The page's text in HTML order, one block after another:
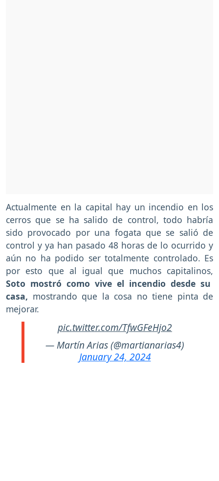
Actualmente en la capital hay un incendio en los
cerros que se ha salido de control, todo habría
sido provocado por una fogata que se salió de
control y ya han pasado 48 horas de lo ocurrido y
aún no ha podido ser totalmente controlado. Es
por esto que al igual que muchos capitalinos,
Soto mostró como vive el incendio desde su
casa, mostrando que la cosa no tiene pinta de
mejorar.
pic.twitter.com/TfwGFeHjo2
— Martín Arias (@martianarias4)
January 24, 2024